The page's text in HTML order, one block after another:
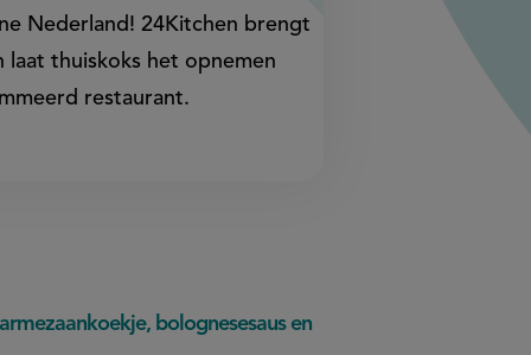
Nederland! 24Kitchen brengt
thuiskoks het opnemen
restaurant.
bolognesesaus en